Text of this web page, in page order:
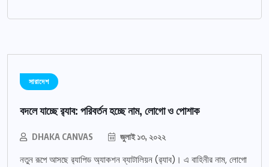
সারাদেশ
বদলে যাচ্ছে র‌্যাব: পরিবর্তন হচ্ছে নাম, লোগো ও পোশাক
DHAKA CANVAS জুলাই ১৩, ২০২২
নতুন রূপে আসছে র‌্যাপিড অ্যাকশন ব্যাটালিয়ন (র‌্যাব)। এ বাহিনীর নাম, লোগো